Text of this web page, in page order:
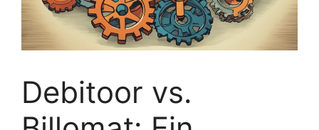
Debitoor vs.